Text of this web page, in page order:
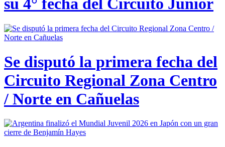
Se disputó la primera fecha del
Circuito Regional Zona Centro
/ Norte en Cañuelas